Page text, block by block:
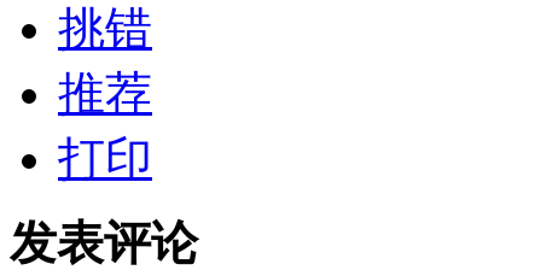
挑错
推荐
打印
发表评论